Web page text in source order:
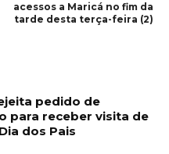
acessos a Maricá no fim da
tarde desta terça-feira (2)
pedido de
para receber visita de
dos Pais